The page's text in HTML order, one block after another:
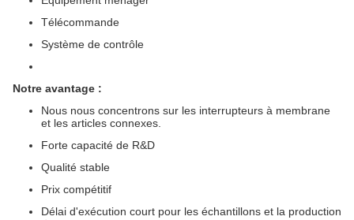
Télécommande
Système de contrôle
Notre avantage :
Nous nous concentrons sur les interrupteurs à membrane
et les articles connexes.
Forte capacité de R&D
Qualité stable
Prix ​​compétitif
Délai d'exécution court pour les échantillons et la production